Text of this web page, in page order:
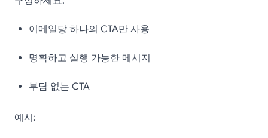
이메일당 하나의 CTA만 사용
명확하고 실행 가능한 메시지
부담 없는 CTA
예시: